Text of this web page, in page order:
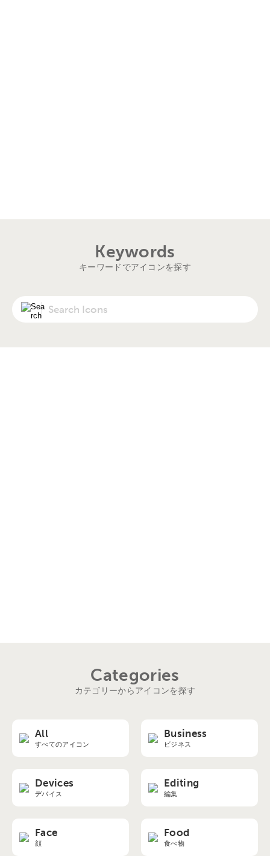
Keywords
キーワードでアイコンを探す
Categories
カテゴリーからアイコンを探す
All
すべてのアイコン
Business
ビジネス
Devices
デバイス
Editing
編集
Face
顔
Food
食べ物